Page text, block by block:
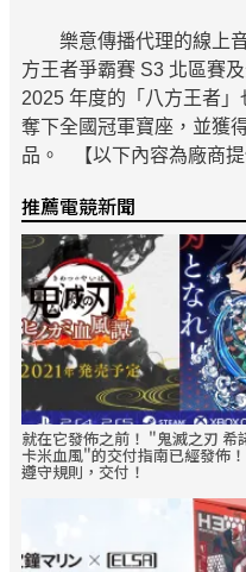
樂意傳播代理的線上音
方王者爭霸賽 S3 北區賽
2025 年度的「八方王者」
奪下全國冠軍寶座，並獲
品。 【以下內容為廠商
推薦電競新聞
就在它發佈之前！ "鬼滅之刃 希
卡米血風"的交付指南已經發佈！
遵守規則，交付！